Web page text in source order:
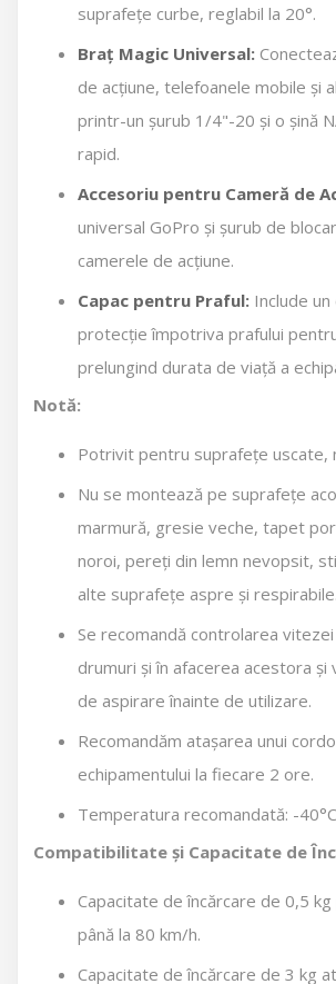
suprafețe curbe, reglabil la 20°.
Braț Magic Universal:
de acțiune, telefoanele mobile și
printr-un șurub 1/4"-20 și o șină
rapid.
Accesoriu pentru Cameră de
universal GoPro și șurub de
camerele de acțiune.
Capac pentru Praful: Include un
protecție împotriva prafului
prelungind durata de viață a
Notă:
Potrivit pentru suprafețe uscate,
Nu se montează pe suprafețe
marmură, gresie veche, tapet
noroi, pereți din lemn nevopsit,
alte suprafețe aspre și respirabile.
Se recomandă controlarea
drumuri și în afacerea acestora și
de aspirare înainte de utilizare.
Recomandăm atașarea unui
echipamentului la fiecare 2 ore.
Temperatura recomandată: -
Compatibilitate și Capacitate de
Capacitate de încărcare de 0,5
până la 80 km/h.
Capacitate de încărcare de 3 kg